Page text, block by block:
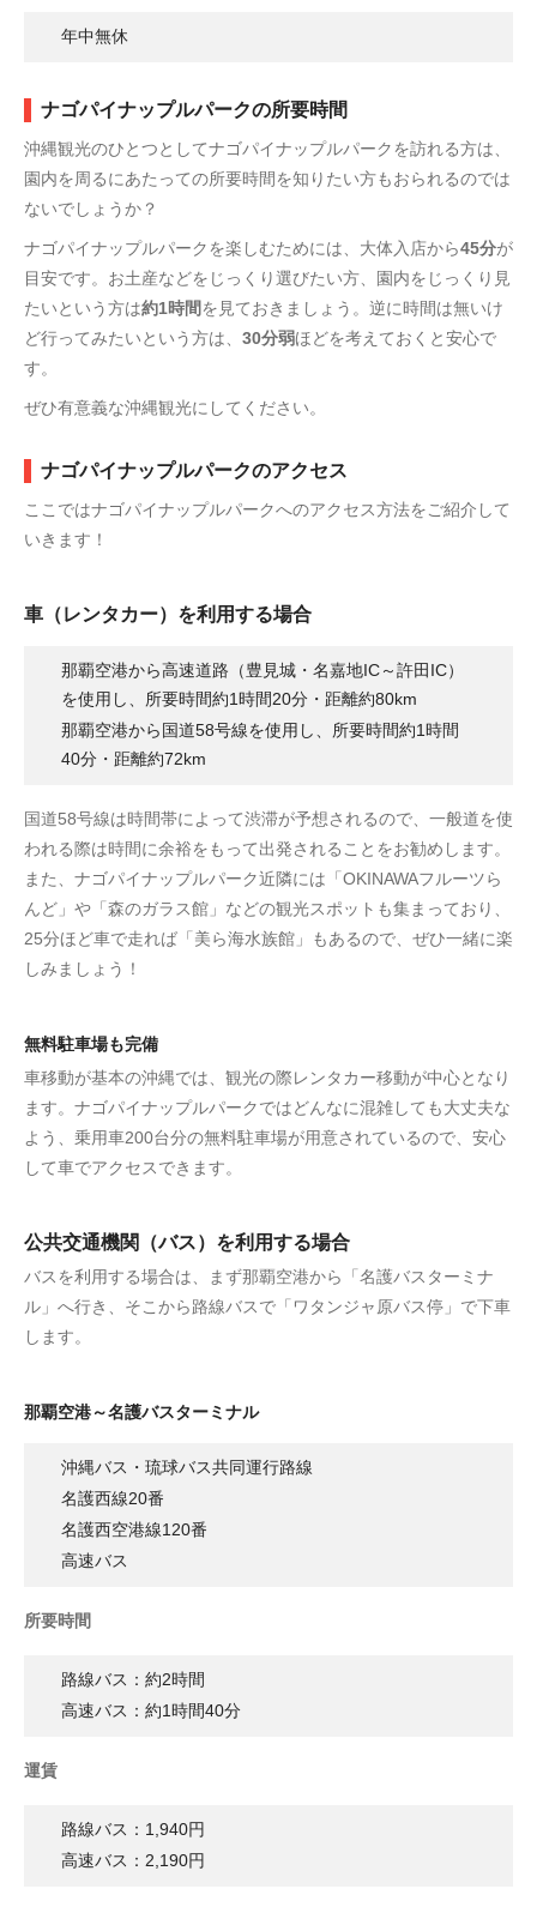
年中無休
ナゴパイナップルパークの所要時間
沖縄観光のひとつとしてナゴパイナップルパークを訪れる方は、
園内を周るにあたっての所要時間を知りたい方もおられるのでは
ないでしょうか？
ナゴパイナップルパークを楽しむためには、大体入店から45分が
目安です。お土産などをじっくり選びたい方、園内をじっくり見
たいという方は約1時間を見ておきましょう。逆に時間は無いけ
ど行ってみたいという方は、 30分弱ほどを考えておくと安心で
す。
ぜひ有意義な沖縄観光にしてください。
ナゴパイナップルパークのアクセス
ここではナゴパイナップルパークへのアクセス方法をご紹介して
いきます！
車（レンタカー）を利用する場合
那覇空港から高速道路（豊見城・名嘉地IC～許田IC）
を使用し、所要時間約1時間20分・距離約80km
那覇空港から国道58号線を使用し、所要時間約1時間
40分・距離約72km
国道58号線は時間帯によって渋滞が予想されるので、一般道を使
われる際は時間に余裕をもって出発されることをお勧めします。
また、ナゴパイナップルパーク近隣には「OKINAWAフルーツら
んど」や「森のガラス館」などの観光スポットも集まっており、
25分ほど車で走れば「美ら海水族館」もあるので、ぜひ一緒に楽
しみましょう！
無料駐車場も完備
車移動が基本の沖縄では、観光の際レンタカー移動が中心となり
ます。ナゴパイナップルパークではどんなに混雑しても大丈夫な
よう、乗用車200台分の無料駐車場が用意されているので、安心
して車でアクセスできます。
公共交通機関（バス）を利用する場合
バスを利用する場合は、まず那覇空港から「名護バスターミナ
ル」へ行き、そこから路線バスで「ワタンジャ原バス停」で下車
します。
那覇空港～名護バスターミナル
沖縄バス・琉球バス共同運行路線
名護西線20番
名護西空港線120番
高速バス
所要時間
路線バス：約2時間
高速バス：約1時間40分
運賃
路線バス：1,940円
高速バス：2,190円